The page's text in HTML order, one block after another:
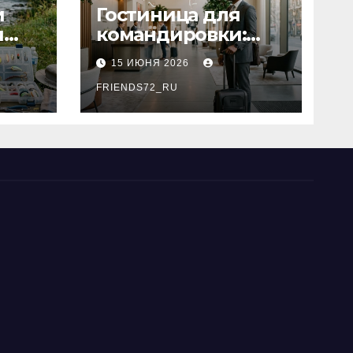
Гостиница для
командировки:
основные
критерии выбора
15 ИЮНЯ 2026
FRIENDS72_RU